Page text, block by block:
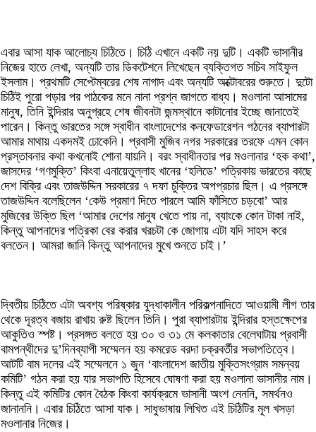
এবার আসা যাক আলোচ্য চিঠিতে। চিঠি এখানে একটি নয় দুটি। একটি ভাসানীর
নিজের হাতে লেখা, অন্যটি তার ডিকটেশনে লিখেছেন ব্যক্তিগত সচিব সাইফুল
ইসলাম। প্রথমটি সেপ্টেম্বরের শেষ নাগাদ এবং অন্যটি অক্টোবরের শুরুতে। দুটো
চিঠিই পুরো পড়ার পর পাঠকের মনে নানা প্রশ্ন জাগতে বাধ্য। মওলানা আসামের
মানুষ, তিনি ইন্দিরার অনুগ্রহে শেষ জীবনটা জন্মস্থানে কাটানোর ইচ্ছে জানাতেই
পারেন। কিন্তু ভারতের সঙ্গে স্বাধীন বাংলাদেশের কনফেডারেশন গঠনের ব্যাপারটা
আমার মাথায় একদমই ঢোকেনি। প্রবাসী মুজিব নগর সরকারের তরফে এমন কোন
প্রস্তাবনার কথা কখনোই শোনা যায়নি। বরং স্বাধীনতার পর মওলানার ‘হক কথা’,
জাসদের ‘গণমুক্তি’ কিংবা এনায়েতুল্লাহ খানের ‘হলিডে’ পত্রিকায় ভারতের কাছে
দেশ বিক্রি এবং তাজউদ্দিন সরকারের ৭ দফা চুক্তির অপপ্রচার ছিল। এ প্রসঙ্গে
তাজউদ্দিন বলেছিলেন ‘কেউ প্রমাণ দিতে পারলে আমি ফাঁসিতে চড়বো’ আর
মুজিবের উক্তি ছিল ‘আমার দেশের মানুষ খেতে পায় না, ব্যাংকে কোন টাকা নাই,
কিন্তু আপনাদের পত্রিকা বের করার খরচটা কে জোগায় এটা যদি সাহস করে
বলতেন। আমরা জানি কিন্তু আপনাদের মুখে শুনতে চাই।’
দ্বিতীয় চিঠিতে এটা অবশ্য পরিষ্কার যুদ্ধাকালীন পরিকল্পনাদিতে আওয়ামী লীগ তার
থেকে দূরত্ব বজায় রাখায় রুষ্ট ছিলেন তিনি। পুরা ব্যাপারটায় ইন্দিরার হস্তক্ষেপের
আকুতিও স্পষ্ট। প্রসঙ্গত বলতে হয় ৩০ ও ৩১ মে কলকাতার বেলেঘাটায় প্রবাসী
বামপন্থীদের দু’দিনব্যাপী সম্মেলন হয় কমরেড বরদা চক্রবর্তীর সভাপতিত্বে।
আটটি বাম দলের এই সম্মেলনে ১ জুন ‘বাংলাদেশ জাতীয় মুক্তিসংগ্রাম সমন্বয়
কমিটি’ গঠন করা হয় যার সভাপতি হিসেবে ঘোষণা করা হয় মওলানা ভাসানীর নাম।
কিন্তু এই কমিটির কোন বৈঠক কিংবা কার্যক্রমে ভাসানী অংশ নেননি, সমর্থনও
জানাননি। এবার চিঠিতে আসা যাক। সাধুভাষায় লিখিত এই চিঠিটির মূল খসড়া
মওলানার নিজের।